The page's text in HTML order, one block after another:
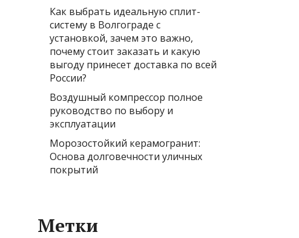
Как выбрать идеальную сплит-
систему в Волгограде с
установкой, зачем это важно,
почему стоит заказать и какую
выгоду принесет доставка по всей
России?
Воздушный компрессор полное
руководство по выбору и
эксплуатации
Морозостойкий керамогранит:
Основа долговечности уличных
покрытий
Метки